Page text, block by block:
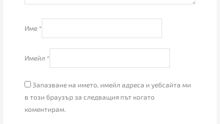
Име *
Имейл *
Запазване на името, имейл адреса и уебсайта ми
в този браузър за следващия път когато
коментирам.